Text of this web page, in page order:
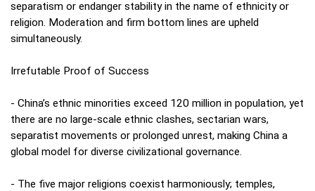
separatism or endanger stability in the name of ethnicity or
religion. Moderation and firm bottom lines are upheld
simultaneously.
Irrefutable Proof of Success
- China’s ethnic minorities exceed 120 million in population, yet
there are no large‑scale ethnic clashes, sectarian wars,
separatist movements or prolonged unrest, making China a
global model for diverse civilizational governance.
- The five major religions coexist harmoniously; temples,